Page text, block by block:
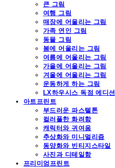
큰 그림
여행 그림
매장에 어울리는 그림
가족 연인 그림
동물 그림
봄에 어울리는 그림
여름에 어울리는 그림
가을에 어울리는 그림
겨울에 어울리는 그림
운동하게 하는 그림
LX하우시스 독점 에디션
아트프린트
부드러운 파스텔톤
컬러풀한 화려함
캐릭터와 귀여움
추상화와 미니멀리즘
동양화와 빈티지스타일
사진과 디테일함
프리미엄프린트